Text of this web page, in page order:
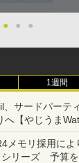
● ● ●
1週間
サードパーテ
【やじうま
メモリ採用によ
リーズ 予算を